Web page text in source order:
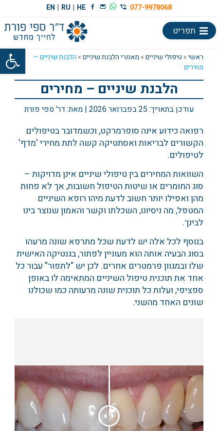
פתח
077-9978068
HE
|
RU
|
EN
ראשי» טיפולי שיניים» מאמרי הלבנת שיניים» הלבנת שיניים –
מחירים
הלבנת שיניים – מחירים
עודכן בתאריך:25 בפברואר 2026 | מאת: דר' ספי פורת
רפואה כידוע אינה סופרמרקט, וכשמדובר בטיפולים
הקשורים לבריאות ואסתטיקה קשה לתת מחירי 'מדף'
לטיפולים.
השוואות המחירים בין טיפולי שיניים אינן מדויקות –
סוג החומרים או שיטות הטיפול חשובות, אך לא פחות
מהן ואפילו יותר חשוב לדעת מיהו רופא השיניים
המטפל, מה ניסיונו, השכלתו וקשר והאמון שנוצר בינו
לבינך.
בנוסף לכל אלה יש לדעת שכל מתרפא שונה מרעהו
בסוג הבעיה אותה הוא מעוניין לפתור, בגנטיקה האישית
שלו ובמגוון פרמטרים אחרים. לכן יש "לתפור" עבור כל
אחד את תוכנית טיפול השיניים המתאימה לו באופן
ספציפי, ועלות כל תוכנית שונה מרעותה כמו שכולנו
שונים האחד מהשני.
תפריט